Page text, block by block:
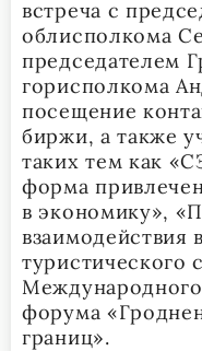
встреча с
облисполкома
председателем
горисполкома
посещение
биржи, а также
таких тем как
форма
в экономику»,
взаимодействия
туристического
форума
границ».